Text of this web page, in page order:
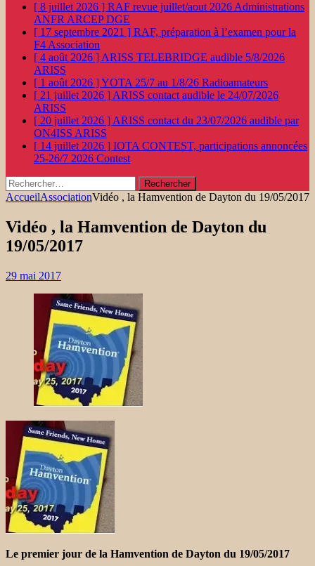
[ 8 juillet 2026 ] RAF revue juillet/aout 2026 Administrations
ANFR ARCEP DGE
[ 17 septembre 2021 ] RAF, préparation à l’examen pour la
F4 Association
[ 4 août 2026 ] ARISS TELEBRIDGE audible 5/8/2026
ARISS
[ 1 août 2026 ]YOTA 25/7 au 1/8/26 Radioamateurs
[ 21 juillet 2026 ] ARISS contact audible le 24/07/2026
ARISS
[ 20 juillet 2026 ] ARISS contact du 23/07/2026 audible par
ON4ISS ARISS
[ 14 juillet 2026 ] IOTA CONTEST, participations annoncées
25-26/7 2026 Contest
Rechercher :
AccueilAssociationVidéo , la Hamvention de Dayton du 19/05/2017
Vidéo , la Hamvention de Dayton du
19/05/2017
29 mai 2017
Le premier jour de la Hamvention de Dayton du 19/05/2017